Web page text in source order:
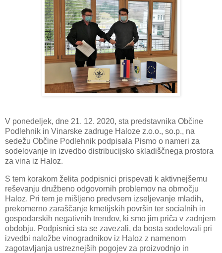
V ponedeljek, dne 21. 12. 2020, sta predstavnika Občine
Podlehnik in Vinarske zadruge Haloze z.o.o., so.p., na
sedežu Občine Podlehnik podpisala Pismo o nameri za
sodelovanje in izvedbo distribucijsko skladiščnega prostora
za vina iz Haloz.
S tem korakom želita podpisnici prispevati k aktivnejšemu
reševanju družbeno odgovornih problemov na območju
Haloz. Pri tem je mišljeno predvsem izseljevanje mladih,
prekomerno zaraščanje kmetijskih površin ter socialnih in
gospodarskih negativnih trendov, ki smo jim priča v zadnjem
obdobju. Podpisnici sta se zavezali, da bosta sodelovali pri
izvedbi naložbe vinogradnikov iz Haloz z namenom
zagotavljanja ustreznejših pogojev za proizvodnjo in